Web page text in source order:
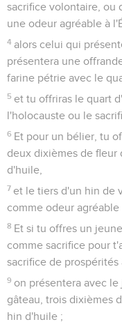
sacrifice volontaire, ou
une odeur agréable à
4 alors celui qui
présentera une
farine pétrie avec le
5 et tu offriras le quart
l'holocauste ou le
6 Et pour un bélier, tu
deux dixièmes de fleur
d'huile,
7 et le tiers d'un hin de
comme odeur agréable
8 Et si tu offres un
comme sacrifice pour
sacrifice de prospérités
9 on présentera avec
gâteau, trois dixièmes
hin d'huile ;